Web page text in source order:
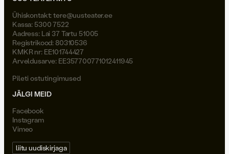
Ühiskontakt:tere@uusteater.ee
Kassa: 5300 7522
Aadress: Lai 37 Tartu 51005
Registrikood: 80310536
KMKR nr: EE101744427
Arveldusarve: EE357700771012411945
Pileti ostutingimused
JÄLGI MEID
Facebook
Instagram
Vimeo
liitu uudiskirjaga